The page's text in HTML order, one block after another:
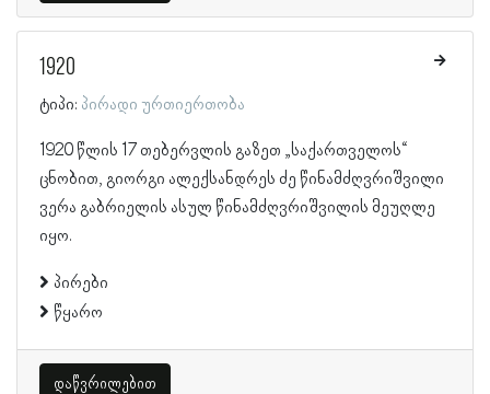
1920
ტიპი: პირადი ურთიერთობა
1920 წლის 17 თებერვლის გაზეთ „საქართველოს“
ცნობით, გიორგი ალექსანდრეს ძე წინამძღვრიშვილი
ვერა გაბრიელის ასულ წინამძღვრიშვილის მეუღლე
იყო.
პირები
წყარო
დაწვრილებით